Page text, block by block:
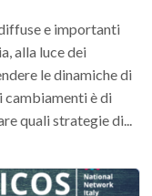
e importanti
alla luce dei
le dinamiche di
cambiamenti è di
quali strategie di...